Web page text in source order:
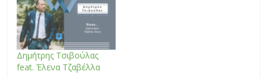
Δημήτρης Τσιβούλας
feat. Έλενα Τζαβέλλα